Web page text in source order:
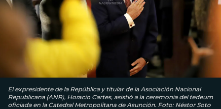
El expresidente de la República y titular de la Asociación Nacional
Republicana (ANR), Horacio Cartes, asistió a la ceremonia del tedeum
oficiada en la Catedral Metropolitana de Asunción. Foto: Néstor Soto